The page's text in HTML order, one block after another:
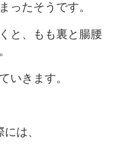
ったそうです。
と、もも裏と腸腰
いきます。
は、